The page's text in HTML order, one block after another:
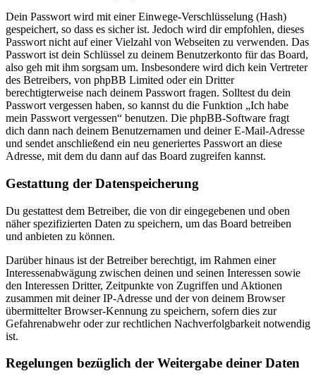
Dein Passwort wird mit einer Einwege-Verschlüsselung (Hash)
gespeichert, so dass es sicher ist. Jedoch wird dir empfohlen, dieses
Passwort nicht auf einer Vielzahl von Webseiten zu verwenden. Das
Passwort ist dein Schlüssel zu deinem Benutzerkonto für das Board,
also geh mit ihm sorgsam um. Insbesondere wird dich kein Vertreter
des Betreibers, von phpBB Limited oder ein Dritter
berechtigterweise nach deinem Passwort fragen. Solltest du dein
Passwort vergessen haben, so kannst du die Funktion „Ich habe
mein Passwort vergessen“ benutzen. Die phpBB-Software fragt
dich dann nach deinem Benutzernamen und deiner E-Mail-Adresse
und sendet anschließend ein neu generiertes Passwort an diese
Adresse, mit dem du dann auf das Board zugreifen kannst.
Gestattung der Datenspeicherung
Du gestattest dem Betreiber, die von dir eingegebenen und oben
näher spezifizierten Daten zu speichern, um das Board betreiben
und anbieten zu können.
Darüber hinaus ist der Betreiber berechtigt, im Rahmen einer
Interessenabwägung zwischen deinen und seinen Interessen sowie
den Interessen Dritter, Zeitpunkte von Zugriffen und Aktionen
zusammen mit deiner IP-Adresse und der von deinem Browser
übermittelter Browser-Kennung zu speichern, sofern dies zur
Gefahrenabwehr oder zur rechtlichen Nachverfolgbarkeit notwendig
ist.
Regelungen bezüglich der Weitergabe deiner Daten